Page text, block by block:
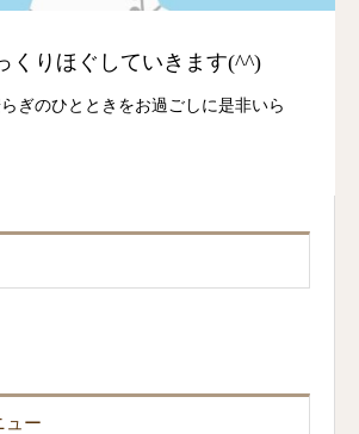
くりほぐしていきます(^^)
ぎのひとときをお過ごしに是非いら
ュー